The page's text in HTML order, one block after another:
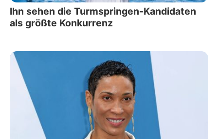
Ihn sehen die Turmspringen-Kandidaten
als größte Konkurrenz